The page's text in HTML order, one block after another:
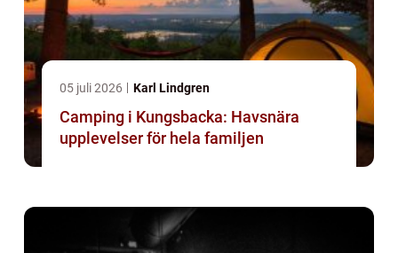
05 juli 2026 Karl Lindgren
Camping i Kungsbacka: Havsnära
upplevelser för hela familjen